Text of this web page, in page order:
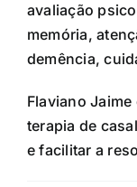
avaliação
memória,
demência,
Flaviano
terapia de
e facilitar a